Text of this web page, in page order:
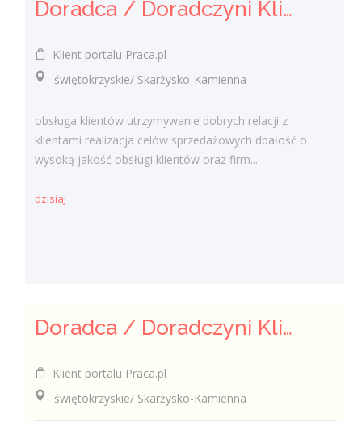
Doradca / Doradczyni Klienta (bankowość)
Klient portalu Praca.pl
świętokrzyskie/ Skarżysko-Kamienna
obsługa klientów utrzymywanie dobrych relacji z
klientami realizacja celów sprzedażowych dbałość o
wysoką jakość obsługi klientów oraz firm...
dzisiaj
Doradca / Doradczyni Klienta – branża finansowa
Klient portalu Praca.pl
świętokrzyskie/ Skarżysko-Kamienna